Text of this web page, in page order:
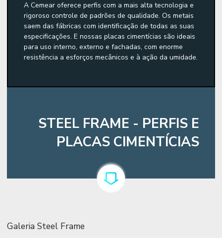
A Cemear oferece perfis com a mais alta tecnologia e
rigoroso controle de padrões de qualidade. Os metais
saem das fábricas com identificação de todas as suas
especificações. E nossas placas cimentícias são ideais
para uso interno, externo e fachadas, com enorme
resistência a esforços mecânicos e à ação da umidade.
STEEL FRAME - PERFIS E
PLACAS CIMENTÍCIAS
Galeria Steel Frame